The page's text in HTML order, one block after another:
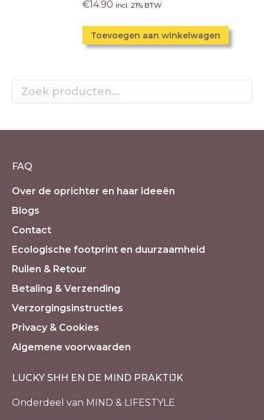
€14.90 incl. 21% BTW
Toevoegen aan winkelwagen
FAQ
Over de oprichter en haar ideeën
Blogs
Contact
Ecologische footprint en duurzaamheid
Ruilen & Retour
Betaling & Verzending
Verzorgingsinstructies
Privacy & Cookies
Algemene voorwaarden
LUCKY SHH EN DE MIND PRAKTIJK
Onderdeel van MIND & LIFESTYLE